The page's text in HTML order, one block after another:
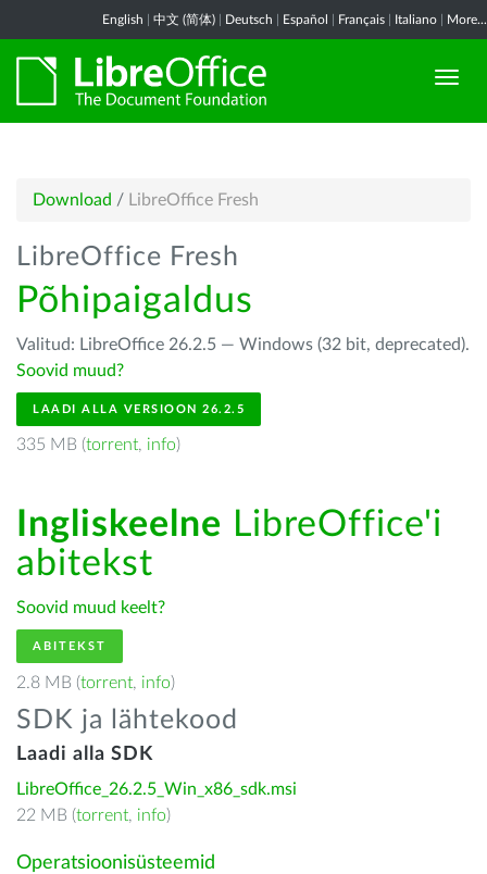
English 中文 (简体) Deutsch Español Français Italiano More...
Download / LibreOffice Fresh
LibreOffice Fresh
Põhipaigaldus
Valitud: LibreOffice 26.2.5 — Windows (32 bit, deprecated).
Soovid muud?
LAADI ALLA VERSIOON 26.2.5
335 MB (torrent, info)
Ingliskeelne LibreOffice'i
abitekst
Soovid muud keelt?
ABITEKST
2.8 MB (torrent, info)
SDK ja lähtekood
Laadi alla SDK
LibreOffice_26.2.5_Win_x86_sdk.msi
22 MB (torrent, info)
Operatsioonisüsteemid